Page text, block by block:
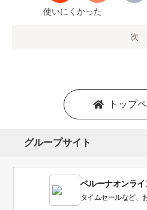
使いにくかった
次
トップ
グループサイト
ベルーナオンラ
タイムセールなど、